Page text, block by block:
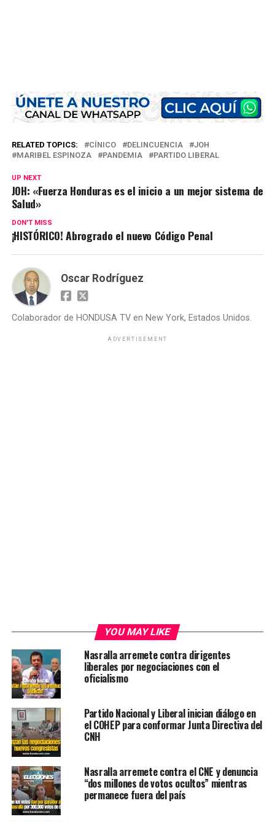
RELATED TOPICS: CÍNICO DELINCUENCIA
JOH
MARIBEL ESPINOZA
PANDEMIA PARTIDO LIBERAL
UP NEXT
JOH: «Fuerza Honduras es el inicio a un mejor sistema de
Salud»
DON'T MISS
¡HISTÓRICO! Abrogrado el nuevo Código Penal
Oscar Rodríguez
Colaborador de HONDUSA TV en New York, Estados Unidos.
ADVERTISEMENT
YOU MAY LIKE
Nasralla arremete contra dirigentes
liberales por negociaciones con el
oficialismo
Partido Nacional y Liberal inician diálogo en
el COHEP para conformar Junta Directiva del
CNH
Nasralla arremete contra el CNE y denuncia
“dos millones de votos ocultos” mientras
permanece fuera del país